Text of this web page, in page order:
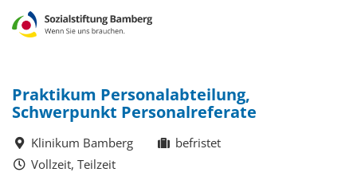
Praktikum Personalabteilung,
Schwerpunkt Personalreferate
Klinikum Bamberg
befristet
Vollzeit, Teilzeit